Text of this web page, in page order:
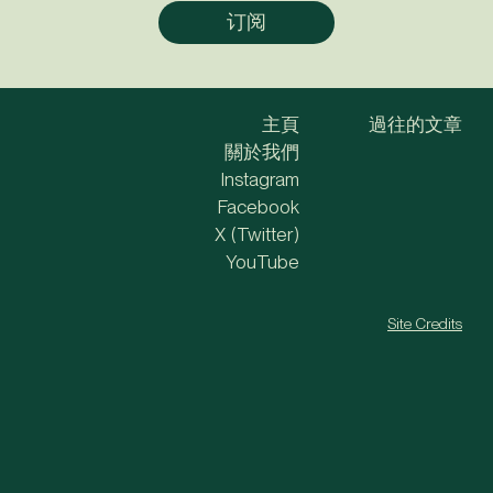
主頁
關於我們
過往的文章
Instagram
Facebook
X (Twitter)
YouTube
Site Credits